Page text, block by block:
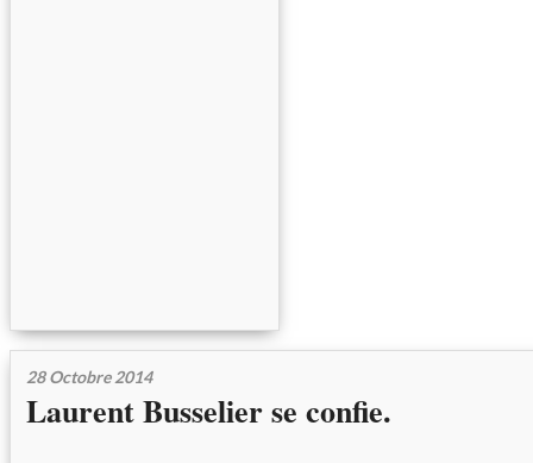
28 Octobre 2014
Laurent Busselier se confie.